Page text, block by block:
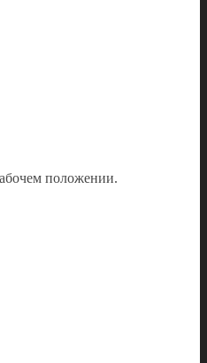
положении.